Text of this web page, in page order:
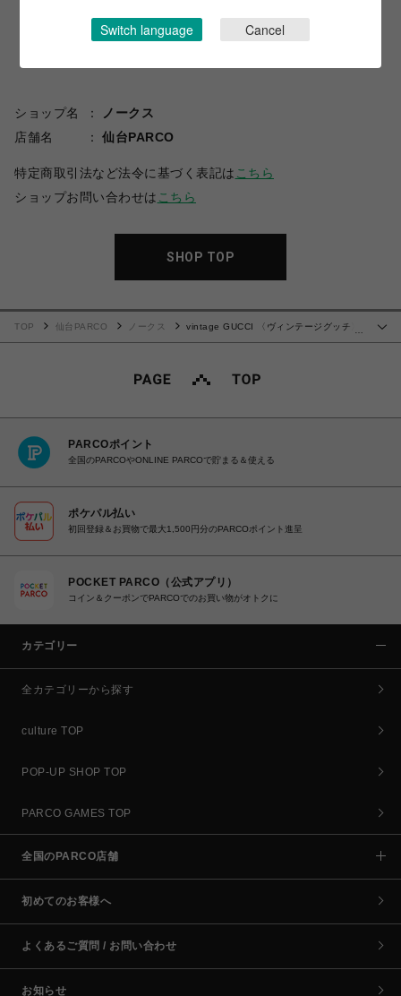
ショップ名
ノークス
店舗名
仙台PARCO
特定商取引法など法令に基づく表記は こちら
ショップお問い合わせは こちら
SHOP TOP
TOP 仙台PARCO ノークス
vintage GUCCI 〈ヴィンテージグッチ〉
PARCOポイント
全国のPARCOやONLINE PARCOで貯まる＆使える
ポケパル払い
初回登録＆お買物で最大1,500円分のPARCOポイント進呈
POCKET PARCO（公式アプリ）
コイン＆クーポンでPARCOでのお買い物がオトクに
カテゴリー
全カテゴリーから探す
culture TOP
POP-UP SHOP TOP
PARCO GAMES TOP
全国のPARCO店舗
初めてのお客様へ
よくあるご質問 / お問い合わせ
お知らせ
Switch language Cancel